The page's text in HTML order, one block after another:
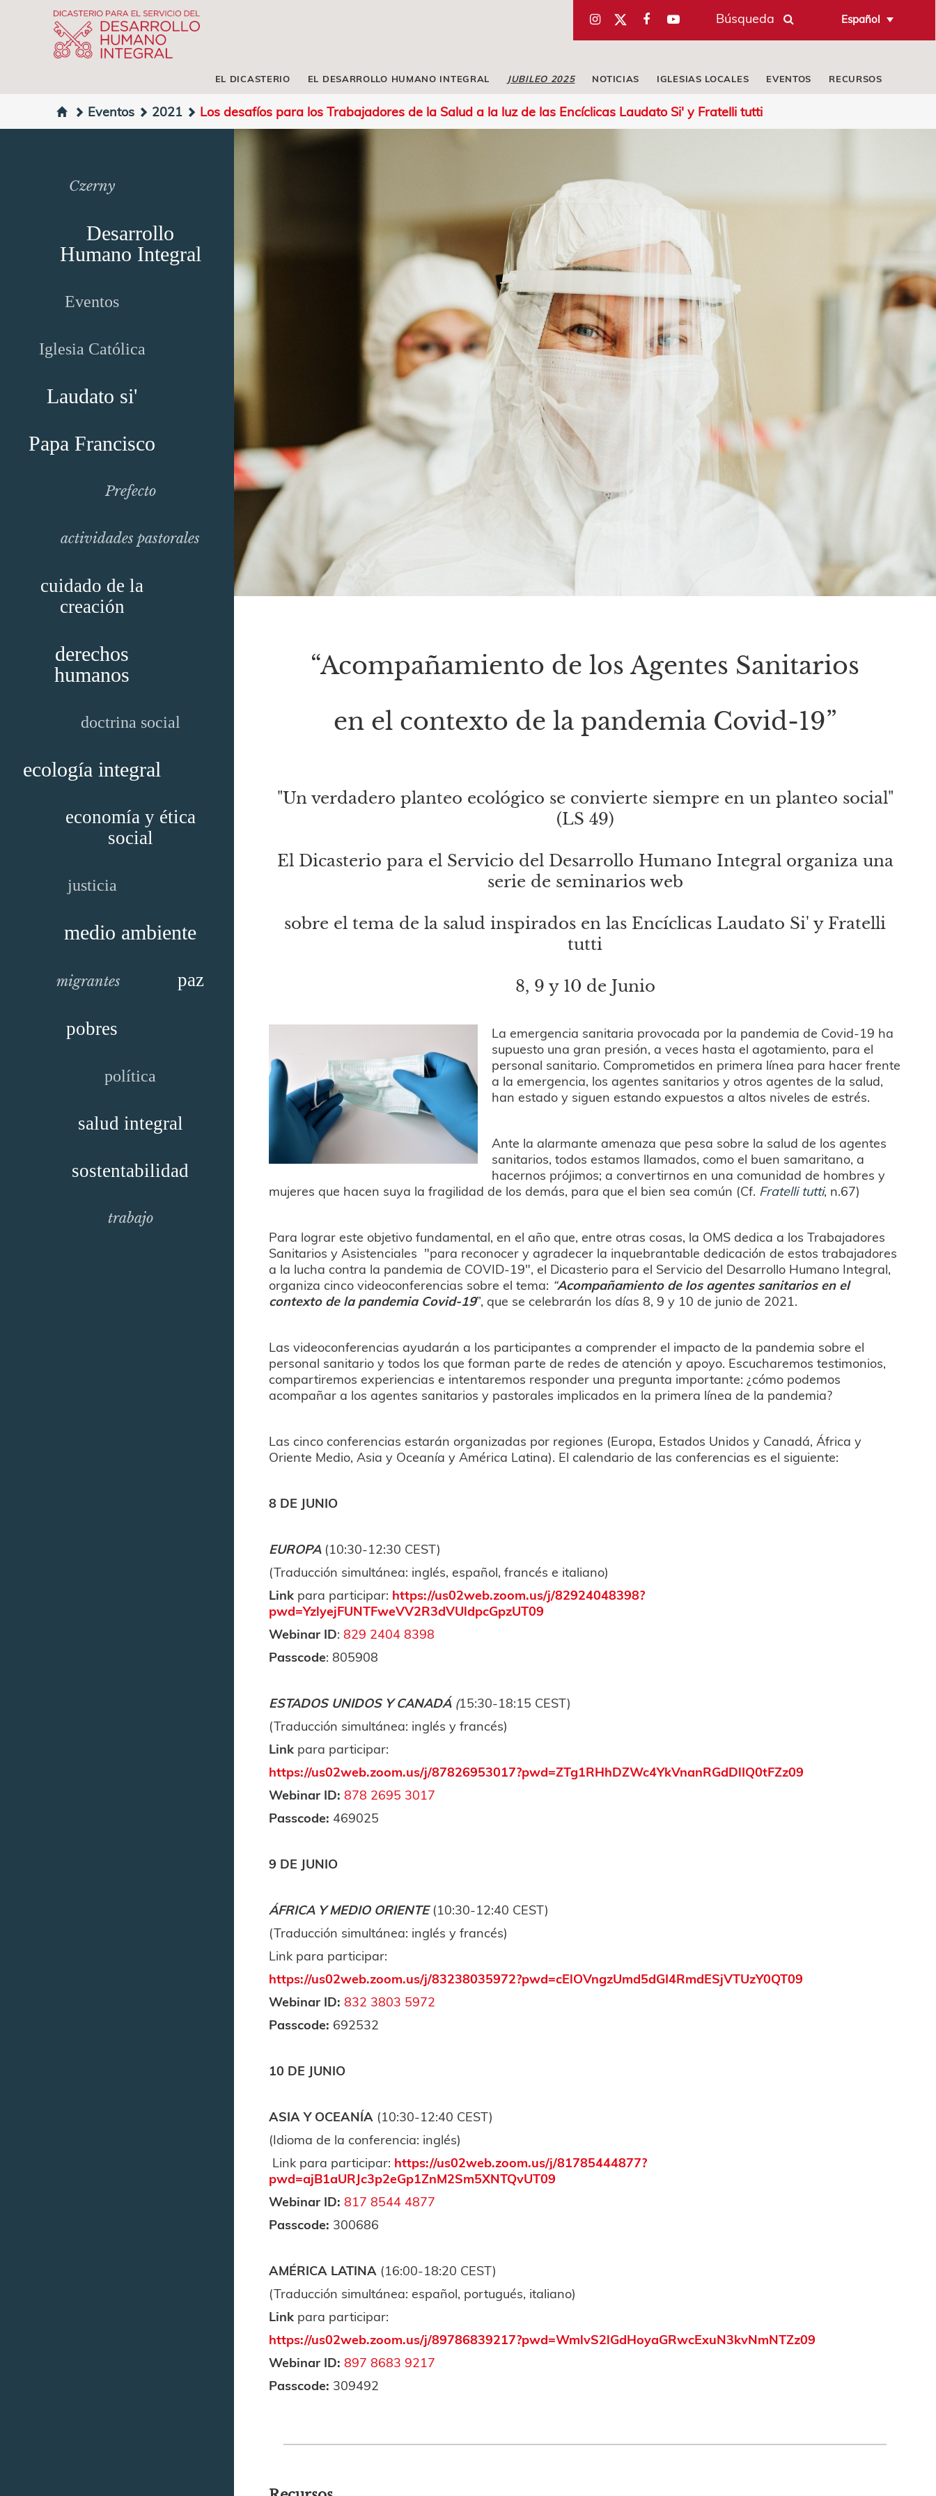
Búsqueda Español
EL DICASTERIO EL DESARROLLO HUMANO INTEGRAL JUBILEO 2025 NOTICIAS IGLESIAS LOCALES EVENTOS RECURSOS
Eventos 2021 Los desafíos para los Trabajadores de la Salud a la luz de las Encíclicas Laudato Si' y Fratelli tutti
Czerny
Desarrollo
Humano Integral
Eventos
Iglesia Católica
Laudato si'
Papa Francisco
Prefecto
actividades pastorales
cuidado de la
creación
derechos
humanos
doctrina social
ecología integral
economía y ética
social
justicia
medio ambiente
migrantes paz
pobres
política
salud integral
sostentabilidad
trabajo
“Acompañamiento de los Agentes Sanitarios
en el contexto de la pandemia Covid-19”
"Un verdadero planteo ecológico se convierte siempre en un planteo social"
(LS 49)
El Dicasterio para el Servicio del Desarrollo Humano Integral organiza una
serie de seminarios web
sobre el tema de la salud inspirados en las Encíclicas Laudato Si' y Fratelli
tutti
8, 9 y 10 de Junio
La emergencia sanitaria provocada por la pandemia de Covid-19 ha
supuesto una gran presión, a veces hasta el agotamiento, para el
personal sanitario. Comprometidos en primera línea para hacer frente
a la emergencia, los agentes sanitarios y otros agentes de la salud,
han estado y siguen estando expuestos a altos niveles de estrés.
Ante la alarmante amenaza que pesa sobre la salud de los agentes
sanitarios, todos estamos llamados, como el buen samaritano, a
hacernos prójimos; a convertirnos en una comunidad de hombres y
mujeres que hacen suya la fragilidad de los demás, para que el bien sea común (Cf. Fratelli tutti, n.67)
Para lograr este objetivo fundamental, en el año que, entre otras cosas, la OMS dedica a los Trabajadores
Sanitarios y Asistenciales "para reconocer y agradecer la inquebrantable dedicación de estos trabajadores
a la lucha contra la pandemia de COVID-19", el Dicasterio para el Servicio del Desarrollo Humano Integral,
organiza cinco videoconferencias sobre el tema: “Acompañamiento de los agentes sanitarios en el
contexto de la pandemia Covid-19”, que se celebrarán los días 8, 9 y 10 de junio de 2021.
Las videoconferencias ayudarán a los participantes a comprender el impacto de la pandemia sobre el
personal sanitario y todos los que forman parte de redes de atención y apoyo. Escucharemos testimonios,
compartiremos experiencias e intentaremos responder una pregunta importante: ¿cómo podemos
acompañar a los agentes sanitarios y pastorales implicados en la primera línea de la pandemia?
Las cinco conferencias estarán organizadas por regiones (Europa, Estados Unidos y Canadá, África y
Oriente Medio, Asia y Oceanía y América Latina). El calendario de las conferencias es el siguiente:
8 DE JUNIO
EUROPA(10:30-12:30 CEST)
(Traducción simultánea: inglés, español, francés e italiano)
Link para participar: https://us02web.zoom.us/j/82924048398?
pwd=YzlyejFUNTFweVV2R3dVUldpcGpzUT09
Webinar ID:829 2404 8398
Passcode: 805908
ESTADOS UNIDOS Y CANADÁ(15:30-18:15 CEST)
(Traducción simultánea: inglés y francés)
Link para participar:
https://us02web.zoom.us/j/87826953017?pwd=ZTg1RHhDZWc4YkVnanRGdDlIQ0tFZz09
Webinar ID:878 2695 3017
Passcode:469025
9 DE JUNIO
ÁFRICA Y MEDIO ORIENTE (10:30-12:40 CEST)
(Traducción simultánea: inglés y francés)
Link para participar:
https://us02web.zoom.us/j/83238035972?pwd=cElOVngzUmd5dGI4RmdESjVTUzY0QT09
Webinar ID:832 3803 5972
Passcode: 692532
10 DE JUNIO
ASIA Y OCEANÍA (10:30-12:40 CEST)
(Idioma de la conferencia: inglés)
Link para participar: https://us02web.zoom.us/j/81785444877?
pwd=ajB1aURJc3p2eGp1ZnM2Sm5XNTQvUT09
Webinar ID:817 8544 4877
Passcode: 300686
AMÉRICA LATINA (16:00-18:20 CEST)
(Traducción simultánea: español, portugués, italiano)
Link para participar:
https://us02web.zoom.us/j/89786839217?pwd=WmlvS2lGdHoyaGRwcExuN3kvNmNTZz09
Webinar ID:897 8683 9217
Passcode: 309492